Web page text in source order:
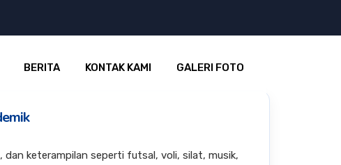
BERITA KONTAK KAMI GALERI FOTO
dan keterampilan seperti futsal, voli, silat, musik,